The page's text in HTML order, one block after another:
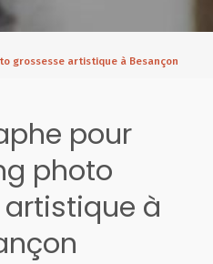
grossesse artistique à Besançon
pour
photo
à